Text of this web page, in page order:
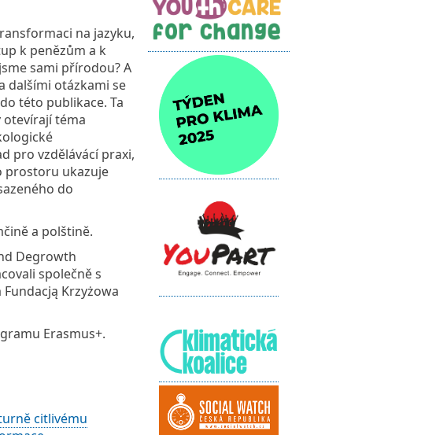
na jazyku,
k penězům a k
sami přírodou? A
dalšími otázkami se
této publikace. Ta
téma
pro vzdělávácí praxi,
prostoru ukazuje
do
a polštině.
Degrowth
společně s
Fundacją Krzyżowa
Erasmus+.
citlivému